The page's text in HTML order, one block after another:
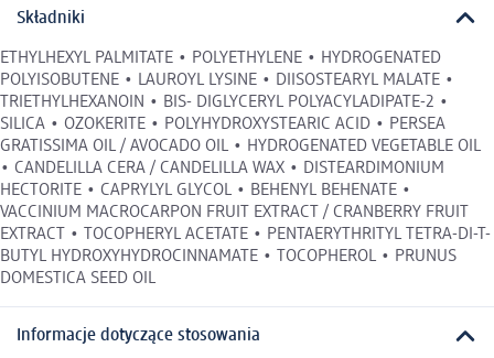
Składniki
ETHYLHEXYL PALMITATE • POLYETHYLENE • HYDROGENATED
POLYISOBUTENE • LAUROYL LYSINE • DIISOSTEARYL MALATE •
TRIETHYLHEXANOIN • BIS- DIGLYCERYL POLYACYLADIPATE-2 •
SILICA • OZOKERITE • POLYHYDROXYSTEARIC ACID • PERSEA
GRATISSIMA OIL / AVOCADO OIL • HYDROGENATED VEGETABLE OIL
• CANDELILLA CERA / CANDELILLA WAX • DISTEARDIMONIUM
HECTORITE • CAPRYLYL GLYCOL • BEHENYL BEHENATE •
VACCINIUM MACROCARPON FRUIT EXTRACT / CRANBERRY FRUIT
EXTRACT • TOCOPHERYL ACETATE • PENTAERYTHRITYL TETRA-DI-T-
BUTYL HYDROXYHYDROCINNAMATE • TOCOPHEROL • PRUNUS
DOMESTICA SEED OIL
Informacje dotyczące stosowania